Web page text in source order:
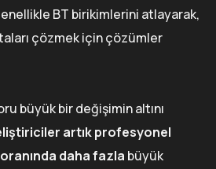
BT birikimlerini atlayarak,
çözmek için çözümler
büyük bir değişimin altını
artık profesyonel
daha fazla büyük